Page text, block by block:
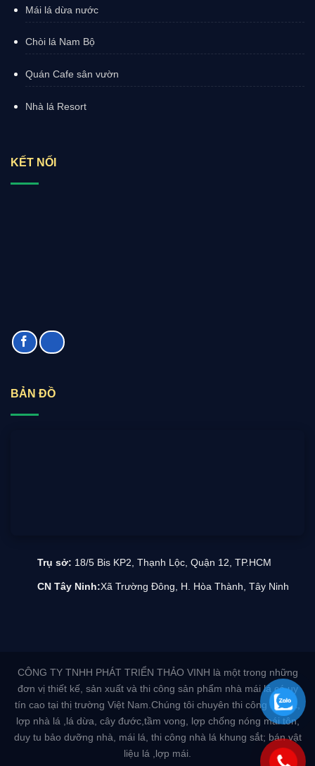
Mái lá dừa nước
Chòi lá Nam Bộ
Quán Cafe sân vườn
Nhà lá Resort
KẾT NỐI
BẢN ĐỒ
Trụ sở: 18/5 Bis KP2, Thạnh Lộc, Quận 12, TP.HCM
CN Tây Ninh:Xã Trường Đông, H. Hòa Thành, Tây Ninh
CÔNG TY TNHH PHÁT TRIỂN THẢO VINH là một trong những
đơn vị thiết kế, sản xuất và thi công sản phẩm nhà mái lá có uy
tín cao tại thị trường Việt Nam.Chúng tôi chuyên thi công nhà lá,
lợp nhà lá ,lá dừa, cây đước,tầm vong, lợp chống nóng mái tôn,
duy tu bảo dưỡng nhà, mái lá, thi công nhà lá khung sắt; bán vật
liệu lá ,lợp mái.